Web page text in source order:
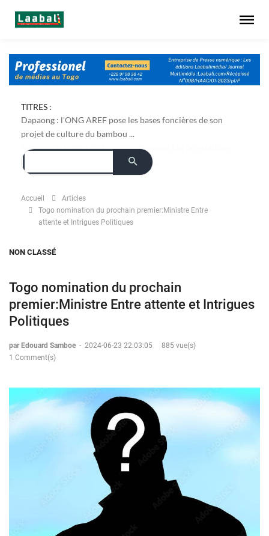
TITRES :
Dapaong : l'ONG AREF pose les bases foncières de son
projet de culture du bambou ...
Accueil
Articles
Togo nomination du prochain premier:Ministre Entre
attente et Intrigues Politiques
NON CLASSÉ
Togo nomination du prochain
premier:Ministre Entre attente et Intrigues
Politiques
par Edouard Samboe - 2024-06-23 22:03:05
885 vue(s)
1 Comment(s)